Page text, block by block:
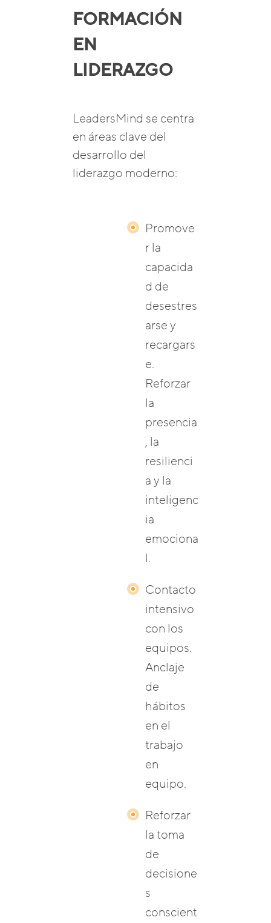
FORMACIÓN
EN
LIDERAZGO
LeadersMind se centra
en áreas clave del
desarrollo del
liderazgo moderno:
Promove
r la
capacida
d de
desestres
arse y
recargars
e.
Reforzar
la
presencia
, la
resilienci
a y la
inteligenc
ia
emociona
l.
Contacto
intensivo
con los
equipos.
Anclaje
de
hábitos
en el
trabajo
en
equipo.
Reforzar
la toma
de
decisione
s
conscient